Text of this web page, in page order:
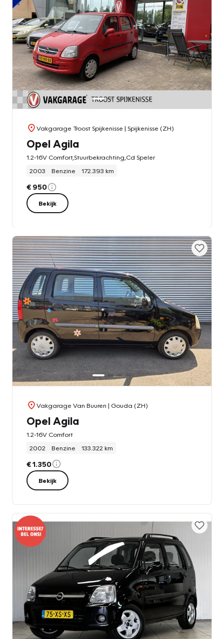
Vakgarage Troost Spijkenisse | Spijkenisse (ZH)
Opel Agila
1.2-16V Comfort,Stuurbekrachting,Cd Speler
2003
Benzine 172.393 km
€ 950
Bekijk
Vakgarage Van Buuren | Gouda (ZH)
Opel Agila
1.2-16V Comfort
2002
Benzine 133.322 km
€ 1.350
Bekijk